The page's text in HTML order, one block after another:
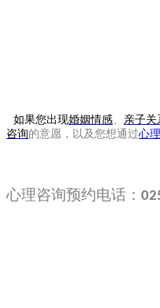
如果您出现婚姻情感、 亲子关
咨询的意愿，以及您想通过心
心理咨询预约电话：